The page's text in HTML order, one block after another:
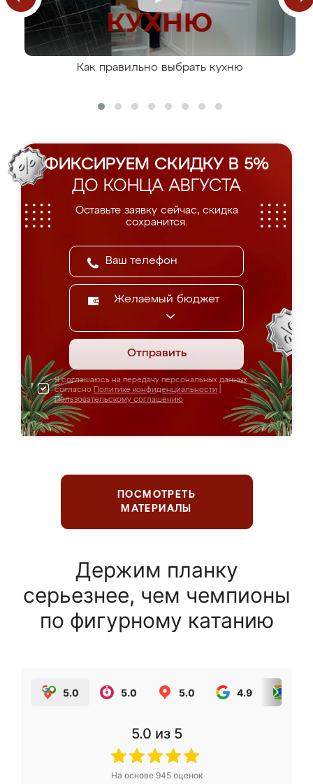
Как правильно выбрать кухню
ФИКСИРУЕМ СКИДКУ В 5%
ДО КОНЦА АВГУСТА
Оставьте заявку сейчас, скидка
сохранится.
Желаемый бюджет
Отправить
Я соглашаюсь на передачу персональных данных
согласно Политике конфиденциальности
Пользовательскому соглашению
ПОСМОТРЕТЬ
МАТЕРИАЛЫ
Держим планку
серьезнее, чем чемпионы
по фигурному катанию
5.0 5.0 5.0 4.9
5.0 из 5
На основе 945оценок